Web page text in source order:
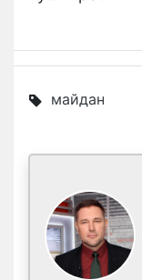
майдан